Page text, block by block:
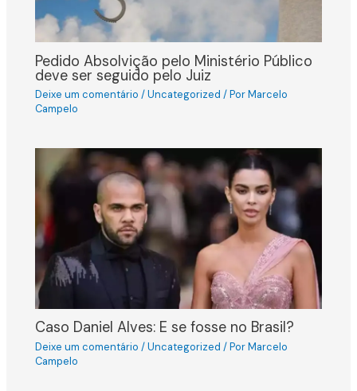
Pedido Absolvição pelo Ministério Público
deve ser seguido pelo Juiz
Deixe um comentário /Uncategorized / PorMarcelo
Campelo
Caso Daniel Alves: E se fosse no Brasil?
Deixe um comentário /Uncategorized / PorMarcelo
Campelo